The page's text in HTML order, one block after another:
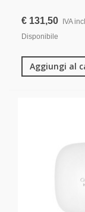
€ 131,50 IVA incl.
Disponibile
Aggiungi al